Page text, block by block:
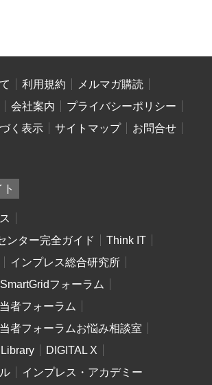
利用規約
メルマガ購読
会社案内
プライバシーポリシー
く表示
サイトマップ
お問合せ
ンター完全ガイド
Think IT
インプレス総合研究所
SmartGridフォーラム
者フォーラム
者フォーラムお悩み相談室
DIGITAL X
インプレス・アカデミー